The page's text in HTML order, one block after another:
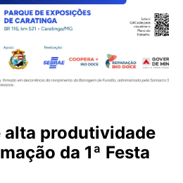
alta produtividade
da 1ª Festa